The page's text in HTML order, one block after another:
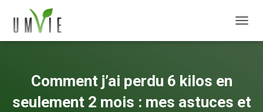
Comment j’ai perdu 6 kilos en
seulement 2 mois : mes astuces et